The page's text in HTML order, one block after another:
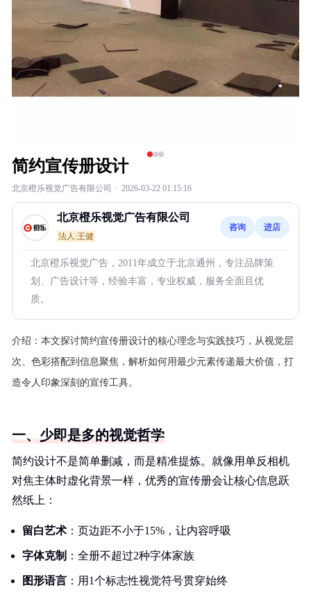
简约宣传册设计
北京橙乐视觉广告有限公司 · 2026-03-22 01:15:16
北京橙乐视觉广告有限公司
法人:王健
咨询 进店
北京橙乐视觉广告，2011年成立于北京通州，专注品牌策
划、广告设计等，经验丰富，专业权威，服务全面且优
质。
介绍： 本文探讨简约宣传册设计的核心理念与实践技巧，从视觉层
次、色彩搭配到信息聚焦，解析如何用最少元素传递最大价值，打
造令人印象深刻的宣传工具。
一、少即是多的视觉哲学
简约设计不是简单删减，而是精准提炼。就像用单反相机
对焦主体时虚化背景一样，优秀的宣传册会让核心信息跃
然纸上：
留白艺术 ：页边距不小于15%，让内容呼吸
字体克制 ：全册不超过2种字体家族
图形语言 ：用1个标志性视觉符号贯穿始终